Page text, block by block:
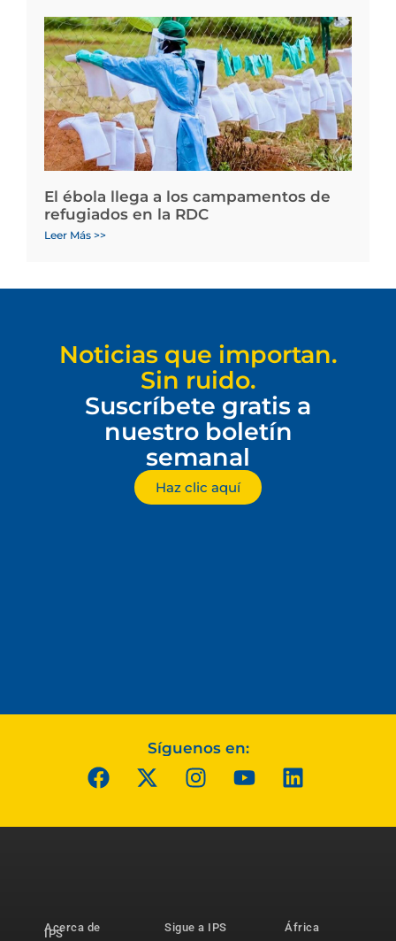
El ébola llega a los campamentos de
refugiados en la RDC
Leer Más >>
Noticias que importan.
Sin ruido.
Suscríbete gratis a
nuestro boletín
semanal
Haz clic aquí
Síguenos en:
Acerca de
IPS
Sigue a IPS
África